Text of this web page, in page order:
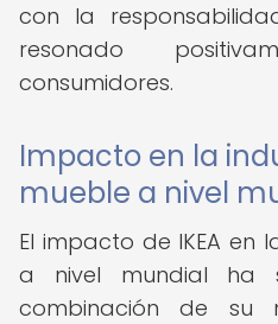
con la
resonado
consumidores.
Impacto en la
mueble a nivel
El impacto de IKEA en
a nivel mundial ha
combinación de su